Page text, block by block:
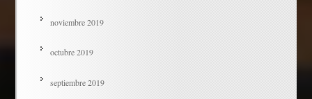
noviembre 2019
octubre 2019
septiembre 2019